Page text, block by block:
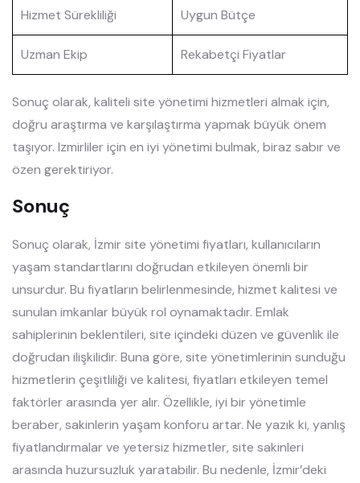
Hizmet Sürekliliği Uygun Bütçe
Uzman Ekip Rekabetçi Fiyatlar
Sonuç olarak, kaliteli site yönetimi hizmetleri almak için,
doğru araştırma ve karşılaştırma yapmak büyük önem
taşıyor. Izmirliler için en iyi yönetimi bulmak, biraz sabır ve
özen gerektiriyor.
Sonuç
Sonuç olarak, İzmir site yönetimi fiyatları, kullanıcıların
yaşam standartlarını doğrudan etkileyen önemli bir
unsurdur. Bu fiyatların belirlenmesinde, hizmet kalitesi ve
sunulan imkanlar büyük rol oynamaktadır. Emlak
sahiplerinin beklentileri, site içindeki düzen ve güvenlik ile
doğrudan ilişkilidir. Buna göre, site yönetimlerinin sunduğu
hizmetlerin çeşitliliği ve kalitesi, fiyatları etkileyen temel
faktörler arasında yer alır. Özellikle, iyi bir yönetimle
beraber, sakinlerin yaşam konforu artar. Ne yazık ki, yanlış
fiyatlandırmalar ve yetersiz hizmetler, site sakinleri
arasında huzursuzluk yaratabilir. Bu nedenle, İzmir’deki